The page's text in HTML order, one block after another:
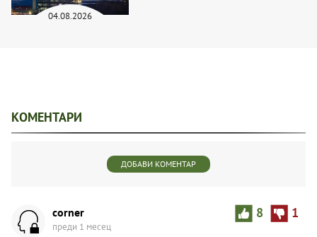
04.08.2026
КОМЕНТАРИ
ДОБАВИ КОМЕНТАР
8 1
corner
преди 1 месец